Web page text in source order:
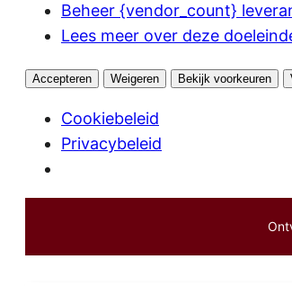
Beheer {vendor_count}
Lees meer over deze
Accepteren Weigeren Bekijk voorkeuren
Cookiebeleid
Privacybeleid